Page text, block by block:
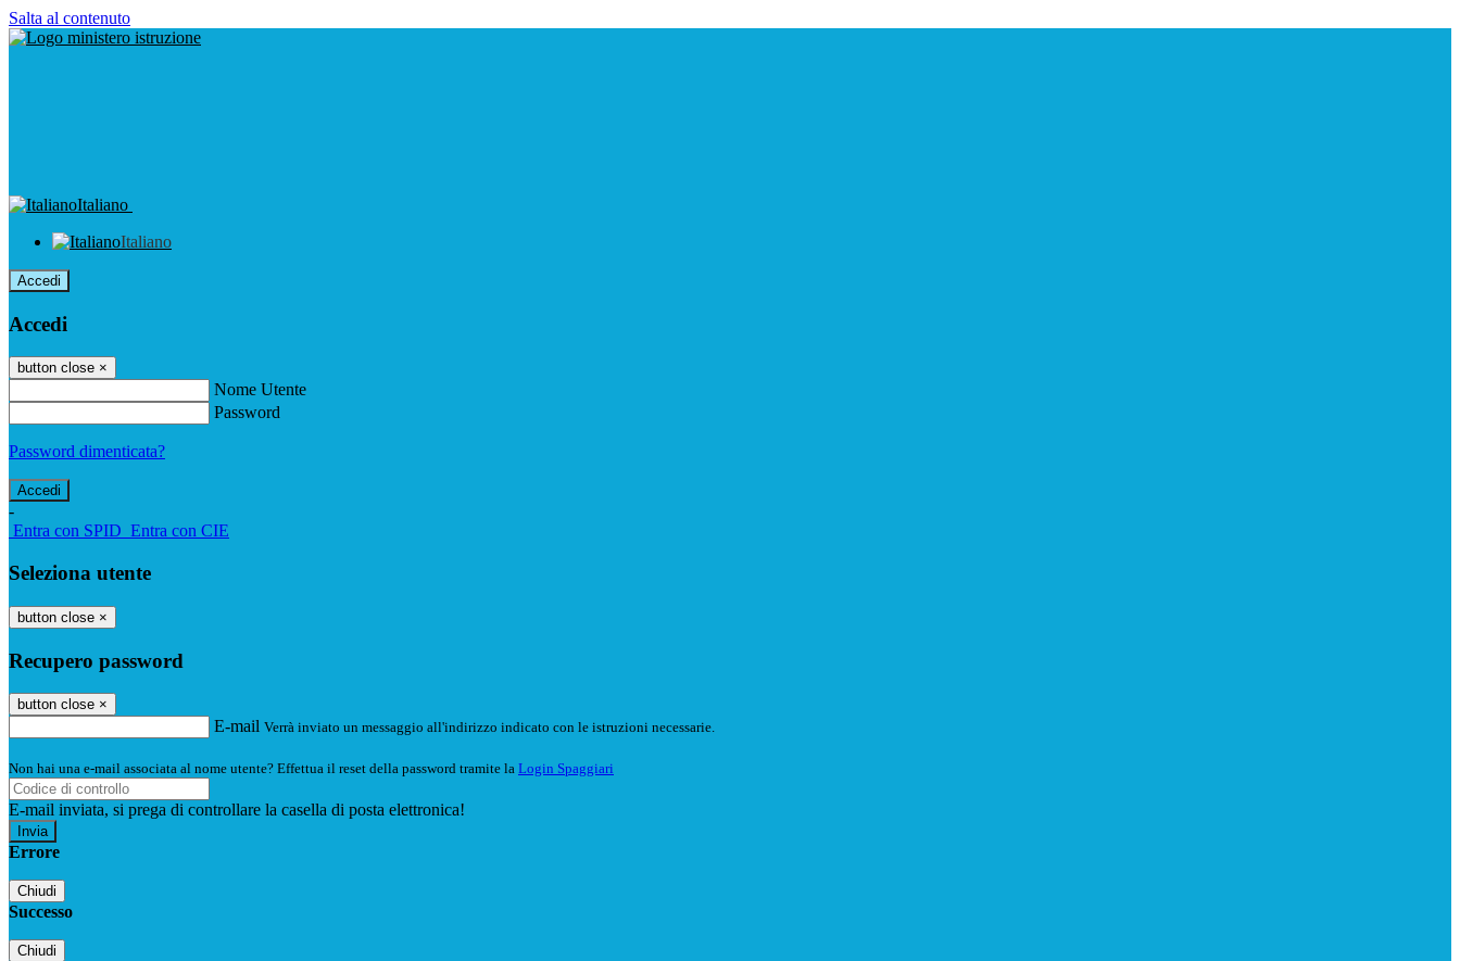
Salta al contenuto
Italiano
Italiano
Accedi
Accedi
button close ×
Nome Utente
Password
Password dimenticata?
-
Entra con SPID Entra con CIE
Seleziona utente
button close ×
Recupero password
button close ×
E-mail Verrà inviato un messaggio all'indirizzo indicato con le istruzioni necessarie.
Non hai una e-mail associata al nome utente? Effettua il reset della password tramite la Login Spaggiari
E-mail inviata, si prega di controllare la casella di posta elettronica!
Errore
Chiudi
Successo
Chiudi